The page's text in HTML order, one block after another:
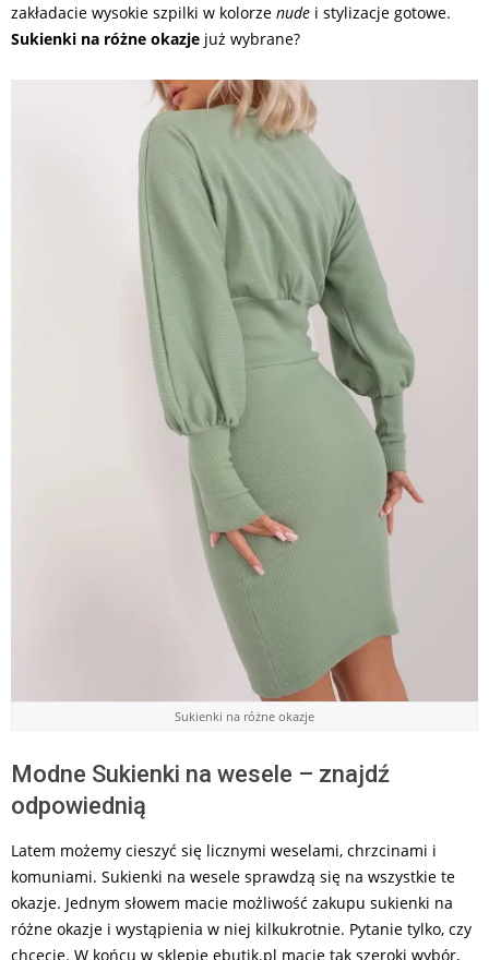
zakładacie wysokie szpilki w kolorze nude i stylizacje gotowe.
Sukienki na różne okazje już wybrane?
Sukienki na różne okazje
Modne Sukienki na wesele – znajdź
odpowiednią
Latem możemy cieszyć się licznymi weselami, chrzcinami i
komuniami. Sukienki na wesele sprawdzą się na wszystkie te
okazje. Jednym słowem macie możliwość zakupu sukienki na
różne okazje i wystąpienia w niej kilkukrotnie. Pytanie tylko, czy
chcecie. W końcu w sklepie ebutik.pl macie tak szeroki wybór,